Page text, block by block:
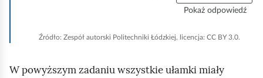
z
ć
Pokaż odpowiedź
Źródło: Zespół autorski Politechniki Łódzkiej, licencja: CC BY 3.0.
W powyższym zadaniu wszystkie ułamki miały